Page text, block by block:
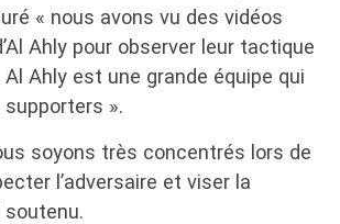
« nous avons vu des vidéos
Ahly pour observer leur tactique
Ahly est une grande équipe qui
».
soyons très concentrés lors de
l’adversaire et viser la